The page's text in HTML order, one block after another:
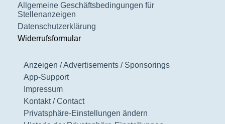
Allgemeine Geschäftsbedingungen für
Stellenanzeigen
Datenschutzerklärung
Widerrufsformular
Anzeigen / Advertisements / Sponsorings
App-Support
Impressum
Kontakt / Contact
Privatsphäre-Einstellungen ändern